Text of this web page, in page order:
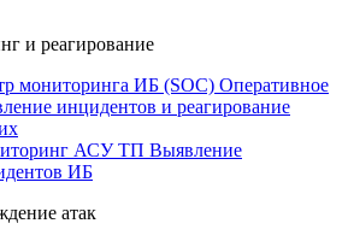
и реагирование
мониторинга ИБ (SOC) Оперативное
инцидентов и реагирование
АСУ ТП Выявление
ИБ
атак